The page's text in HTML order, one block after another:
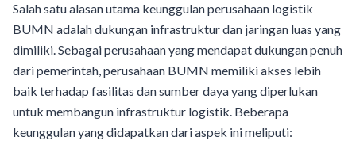
Salah satu alasan utama keunggulan perusahaan logistik
BUMN adalah dukungan infrastruktur dan jaringan luas yang
dimiliki. Sebagai perusahaan yang mendapat dukungan penuh
dari pemerintah, perusahaan BUMN memiliki akses lebih
baik terhadap fasilitas dan sumber daya yang diperlukan
untuk membangun infrastruktur logistik. Beberapa
keunggulan yang didapatkan dari aspek ini meliputi: